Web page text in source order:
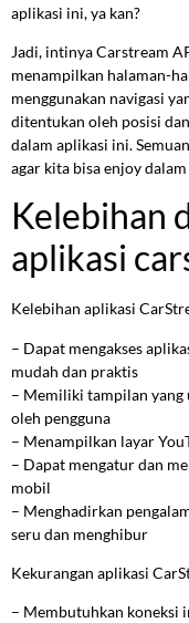
aplikasi ini, ya kan?
Jadi, intinya Carstream
menampilkan halaman-
menggunakan navigasi
ditentukan oleh posisi
dalam aplikasi ini.
agar kita bisa enjoy
Kelebihan
aplikasi
Kelebihan aplikasi
– Dapat mengakses
mudah dan praktis
– Memiliki tampilan yang
oleh pengguna
– Menampilkan layar
– Dapat mengatur dan
mobil
– Menghadirkan
seru dan menghibur
Kekurangan aplikasi
– Membutuhkan koneksi